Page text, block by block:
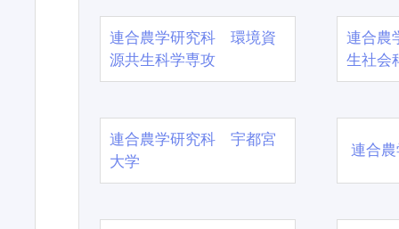
連合農学研究科 環境資
源共生科学専攻
連合農
生社会
連合農学研究科 宇都宮
大学
連合